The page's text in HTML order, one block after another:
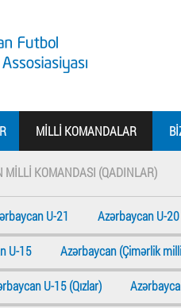
MILLI KOMANDALAR
MILLI KOMANDASI (QADINLAR)
U-21 Azərbaycan U-20
U-15 Azərbaycan (Çimərlik
U-15 (Qızlar)